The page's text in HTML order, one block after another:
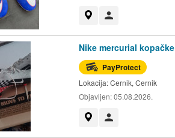
Nike mercurial kopačke
PayProtect
Lokacija:Cernik, Cernik
Objavljen:05.08.2026.